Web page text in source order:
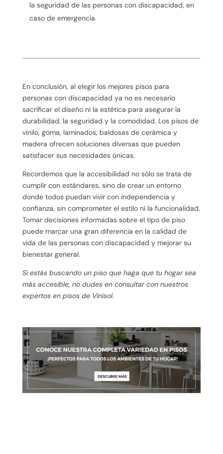
la seguridad de las personas con discapacidad, en
caso de emergencia.
En conclusión, al elegir los mejores pisos para
personas con discapacidad ya no es necesario
sacrificar el diseño ni la estética para asegurar la
durabilidad, la seguridad y la comodidad. Los pisos de
vinilo, goma, laminados, baldosas de cerámica y
madera ofrecen soluciones diversas que pueden
satisfacer sus necesidades únicas.
Recordemos que la accesibilidad no sólo se trata de
cumplir con estándares, sino de crear un entorno
donde todos puedan vivir con independencia y
confianza, sin comprometer el estilo ni la funcionalidad.
Tomar decisiones informadas sobre el tipo de piso
puede marcar una gran diferencia en la calidad de
vida de las personas con discapacidad y mejorar su
bienestar general.
Si estás buscando un piso que haga que tu hogar sea
más accesible, no dudes en consultar con nuestros
expertos en pisos de Vinisol.